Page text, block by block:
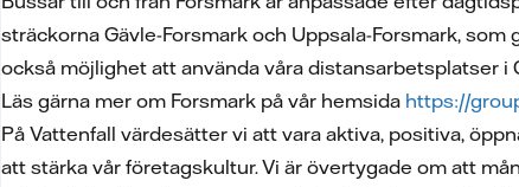
sträckorna Gävle-Forsmark och Uppsala-Forsmark,
också möjlighet att använda våra distansarbetsplatser
Läs gärna mer om Forsmark på vår hemsida https://
På Vattenfall värdesätter vi att vara aktiva, positiva,
att stärka vår företagskultur. Vi är övertygade om att